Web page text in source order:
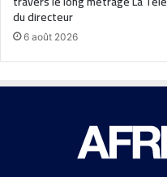
du directeur
6 août 2026